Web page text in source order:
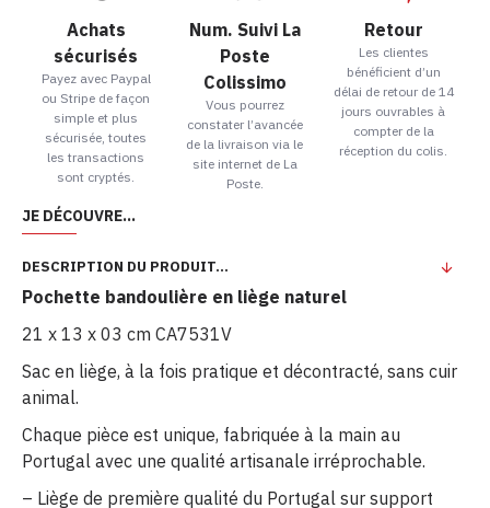
Achats
sécurisés
Payez avec Paypal
ou Stripe de façon
simple et plus
sécurisée, toutes
les transactions
sont cryptés.
Num. Suivi La
Poste
Colissimo
Vous pourrez
constater l’avancée
de la livraison via le
site internet de La
Poste.
Retour
Les clientes
bénéficient d’un
délai de retour de 14
jours ouvrables à
compter de la
réception du colis.
JE DÉCOUVRE...
DESCRIPTION DU PRODUIT...
Pochette bandoulière en liège naturel
21 x 13 x 03 cm CA7531V
Sac en liège, à la fois pratique et décontracté, sans cuir
animal.
Chaque pièce est unique, fabriquée à la main au
Portugal avec une qualité artisanale irréprochable.
– Liège de première qualité du Portugal sur support